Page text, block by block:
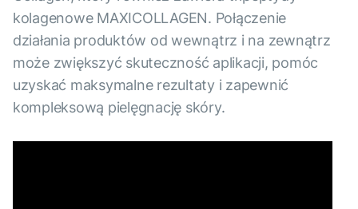
kolagenowe MAXICOLLAGEN. Połączenie
działania produktów od wewnątrz i na zewnątrz
może zwiększyć skuteczność aplikacji, pomóc
uzyskać maksymalne rezultaty i zapewnić
kompleksową pielęgnację skóry.